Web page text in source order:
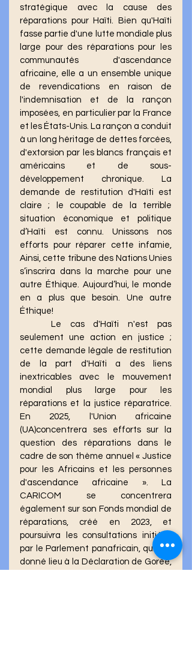
stratégique avec la cause des
réparations pour Haïti. Bien qu'Haïti
fasse partie d'une lutte mondiale plus
large pour des réparations pour les
communautés d'ascendance
africaine, elle a un ensemble unique
de revendications en raison de
l'indemnisation et de la rançon
imposées, en particulier par la France
et les États-Unis. La rançon a conduit
à un long héritage de dettes forcées,
d'extorsion par les blancs français et
américains et de sous-
développement chronique. La
demande de restitution d'Haïti est
claire ; le coupable de la terrible
situation économique et politique
d’Haïti est connu. Unissons nos
efforts pour réparer cette infamie,
Ainsi, cette tribune des Nations Unies
s’inscrira dans la marche pour une
autre Éthique. Aujourd’hui, le monde
en a plus que besoin. Une autre
Éthique!
seulement une action en justice ;
cette demande légale de restitution
de la part d'Haïti a des liens
inextricables avec le mouvement
mondial plus large pour les
réparations et la justice réparatrice.
En 2025, l'Union africaine
(UA)concentrera ses efforts sur la
question des réparations dans le
cadre de son thème annuel « Justice
pour les Africains et les personnes
d'ascendance africaine ». La
CARICOM se concentrera
également sur son Fonds mondial de
réparations, créé en 2023, et
poursuivra les consultations initiées
par le Parlement panafricain, qui ont
donné lieu à la Déclaration de Gorée,